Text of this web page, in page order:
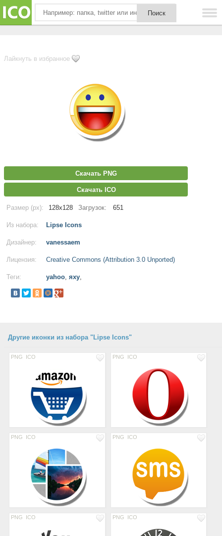
Лайкнуть в избранное
Скачать PNG
Скачать ICO
Размер (px): 128x128 Загрузок: 651
Из набора: Lipse Icons
Дизайнер: vanessaem
Лицензия: Creative Commons (Attribution 3.0 Unported)
Теги: yahoo, яху,
Другие иконки из набора "Lipse Icons"
PNG ICO PNG ICO
PNG ICO PNG ICO
PNG ICO PNG ICO